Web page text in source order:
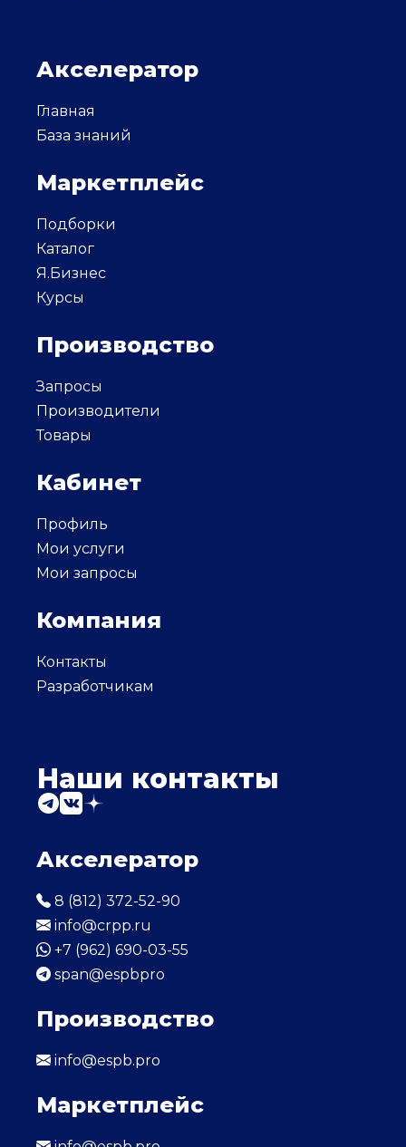
Акселератор
Главная
База знаний
Маркетплейс
Подборки
Каталог
Я.Бизнес
Курсы
Производство
Запросы
Производители
Товары
Кабинет
Профиль
Мои услуги
Мои запросы
Компания
Контакты
Разработчикам
Наши контакты
Акселератор
8 (812) 372-52-90
info@crpp.ru
+7 (962) 690-03-55
span@espbpro
Производство
info@espb.pro
Маркетплейс